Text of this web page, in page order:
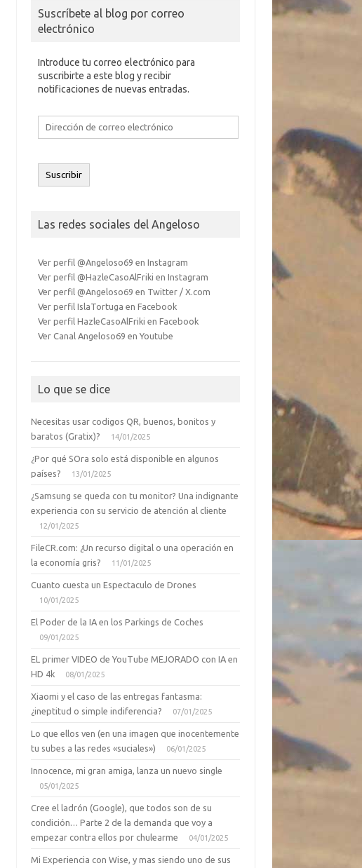
Suscríbete al blog por correo
electrónico
Introduce tu correo electrónico para
suscribirte a este blog y recibir
notificaciones de nuevas entradas.
Dirección
electrónico
Suscribir
Las redes sociales del Angeloso
Ver perfil @Angeloso69 en Instagram
Ver perfil @HazleCasoAlFriki en Instagram
Ver perfil @Angeloso69 en Twitter / X.com
Ver perfil IslaTortuga en Facebook
Ver perfil HazleCasoAlFriki en Facebook
Ver Canal Angeloso69 en Youtube
Lo que se dice
Necesitas usar codigos QR, buenos, bonitos y
baratos (Gratix)?
14/01/2025
¿Por qué SOra solo está disponible en algunos
países?
13/01/2025
¿Samsung se queda con tu monitor? Una indignante
experiencia con su servicio de atención al cliente
12/01/2025
FileCR.com: ¿Un recurso digital o una operación en
la economía gris?
11/01/2025
Cuanto cuesta un Espectaculo de Drones
10/01/2025
El Poder de la IA en los Parkings de Coches
09/01/2025
EL primer VIDEO de YouTube MEJORADO con IA en
HD 4k
08/01/2025
Xiaomi y el caso de las entregas fantasma:
¿ineptitud o simple indiferencia?
07/01/2025
Lo que ellos ven (en una imagen que inocentemente
tu subes a las redes «suciales»)
06/01/2025
Innocence, mi gran amiga, lanza un nuevo single
05/01/2025
Cree el ladrón (Google), que todos son de su
condición… Parte 2 de la demanda que voy a
empezar contra ellos por chulearme
04/01/2025
Mi Experiencia con Wise, y mas siendo uno de sus